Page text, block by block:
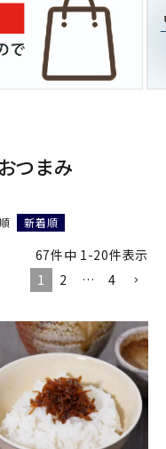
つまみ
新着順
67件中 1 -20件表示
1
2 … 4